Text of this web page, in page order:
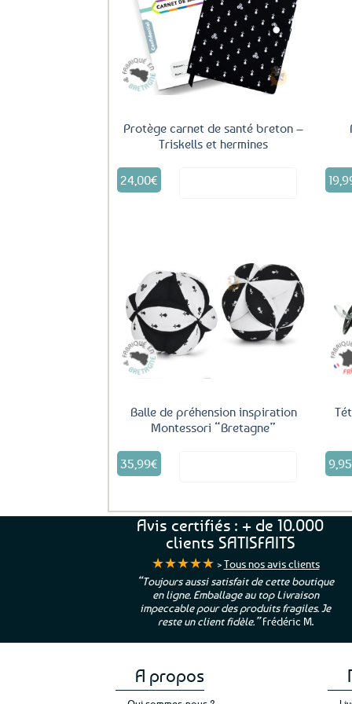
Ajouter
aux
favoris
Protège carnet de santé breton –
Triskells et hermines
24,00€
Ajouter
aux
favoris
Balle de préhension inspiration
Montessori “Bretagne”
35,99€
Ce
variations.
Les
options
peuvent
être
choisies
sur
la
9,95
Avis certifiés : + de 10.000
clients SATISFAITS
★★★★★ >Tous nos avis clients
“Toujours aussi satisfait de cette boutique
en ligne. Emballage au top Livraison
impeccable pour des produits fragiles. Je
reste un client fidèle.”Frédéric M.
A propos